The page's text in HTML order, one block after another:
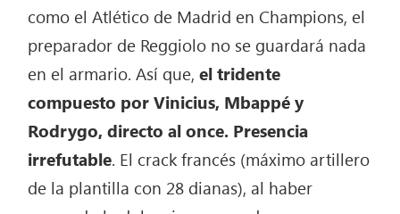
como el Atlético de Madrid en Champions, el
preparador de Reggiolo no se guardará nada
en el armario. Así que,el tridente
compuesto por Vinicius, Mbappé y
Rodrygo, directo al once. Presencia
irrefutable. El crack francés (máximo artillero
de la plantilla con 28 dianas), al haber